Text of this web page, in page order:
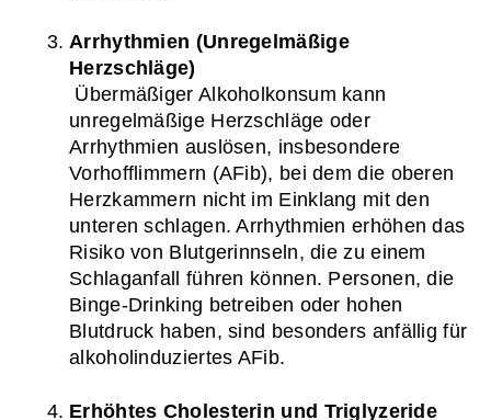
Arrhythmien (Unregelmäßige
Herzschläge)
unregelmäßige Herzschläge oder
Arrhythmien auslösen, insbesondere
Vorhofflimmern (AFib), bei dem die oberen
Herzkammern nicht im Einklang mit den
unteren schlagen. Arrhythmien erhöhen das
Risiko von Blutgerinnseln, die zu einem
Schlaganfall führen können. Personen, die
Binge-Drinking betreiben oder hohen
Blutdruck haben, sind besonders anfällig für
alkoholinduziertes AFib.
Erhöhtes Cholesterin und Triglyzeride